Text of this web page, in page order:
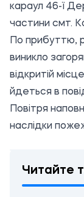
караул 46-ї
частини смт.
По прибуттю,
виникло
відкритій
йдеться в
Повітря
наслідки
Читайте